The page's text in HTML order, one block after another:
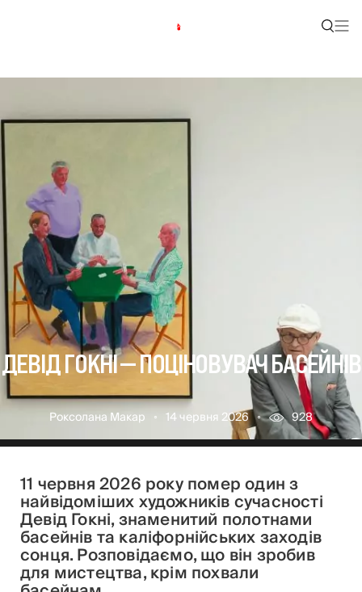
ДЕВІД ГОКНІ — ПОЦІНОВУВАЧ БАСЕЙНІВ
Роксолана Макар 14 червня 2026 928
11 червня 2026 року помер один з
найвідоміших художників сучасності
Девід Гокні, знаменитий полотнами
басейнів та каліфорнійських заходів
сонця. Розповідаємо, що він зробив
для мистецтва, крім похвали